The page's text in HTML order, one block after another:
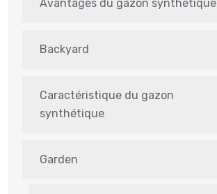
Avantages du gazon synthétique
Backyard
Caractéristique du gazon
synthétique
Garden